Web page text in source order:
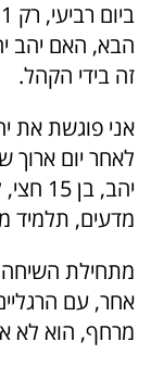
הבא, האם יהב
זה בידי הקהל.
אני פוגשת את
לאחר יום ארוך
יהב,
מדעים, תלמיד
מתחילת השיחה
אחר, עם
מרחף, הוא לא